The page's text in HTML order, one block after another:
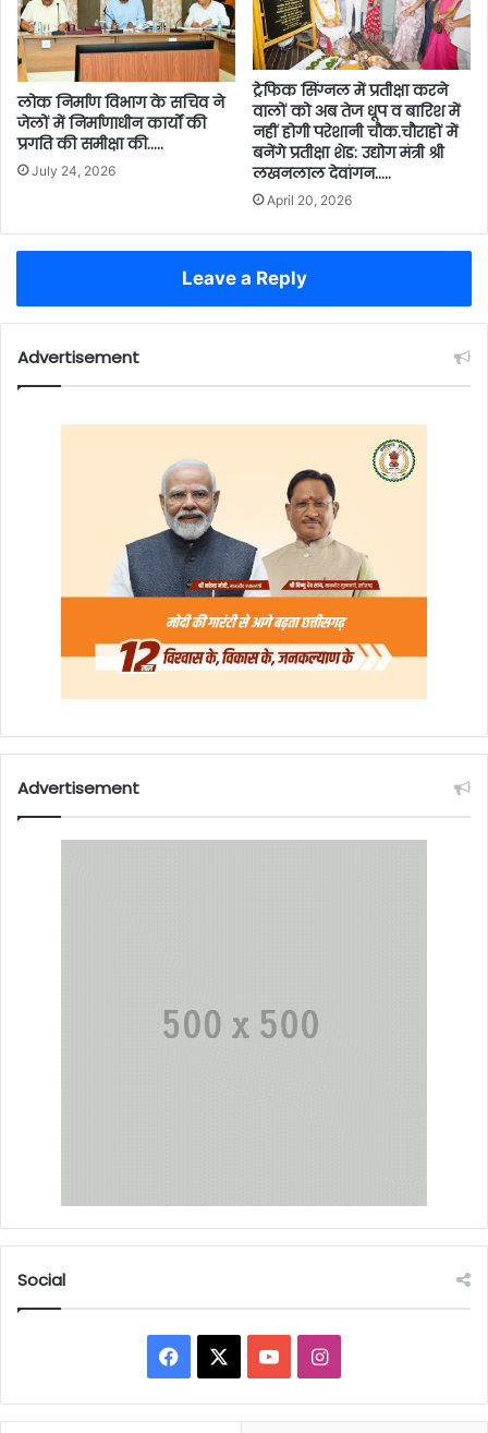
लोक निर्माण विभाग के सचिव ने
जेलों में निर्माणाधीन कार्यों की
प्रगति की समीक्षा की…..
July 24, 2026
ट्रेफिक सिंग्नल में प्रतीक्षा करने
वालों को अब तेज धूप व बारिश में
नहीं होगी परेशानी चौक.चौराहों में
बनेंगे प्रतीक्षा शेड: उद्योग मंत्री श्री
लखनलाल देवांगन…..
April 20, 2026
Leave a Reply
Advertisement
Advertisement
Social
Facebook YouTubeInstagram